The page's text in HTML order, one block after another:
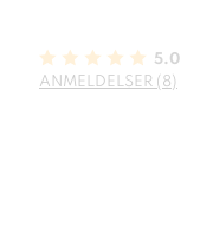
5.0
ANMELDELSER (8)